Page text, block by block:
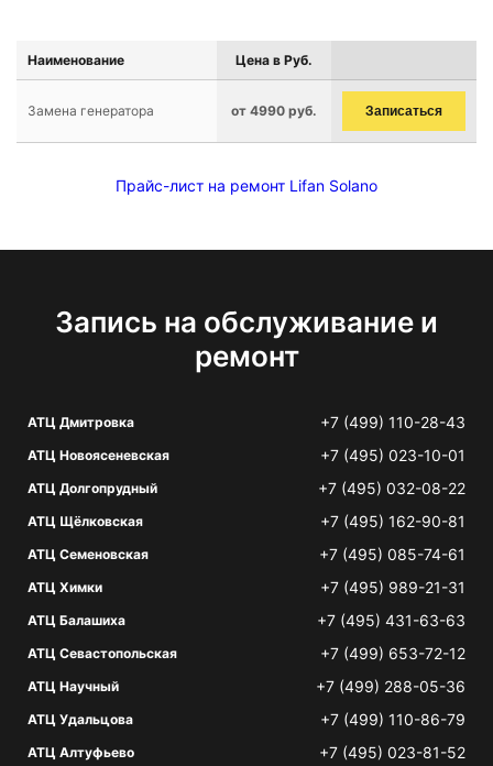
Наименование Цена в Руб.
Замена генератора от 4990 руб. Записаться
Прайс-лист на ремонт Lifan Solano
Запись на обслуживание и
ремонт
АТЦ Дмитровка +7 (499) 110-28-43
АТЦ Новоясеневская +7 (495) 023-10-01
АТЦ Долгопрудный +7 (495) 032-08-22
АТЦ Щёлковская +7 (495) 162-90-81
АТЦ Семеновская +7 (495) 085-74-61
АТЦ Химки +7 (495) 989-21-31
АТЦ Балашиха +7 (495) 431-63-63
АТЦ Севастопольская +7 (499) 653-72-12
АТЦ Научный +7 (499) 288-05-36
АТЦ Удальцова +7 (499) 110-86-79
АТЦ Алтуфьево +7 (495) 023-81-52